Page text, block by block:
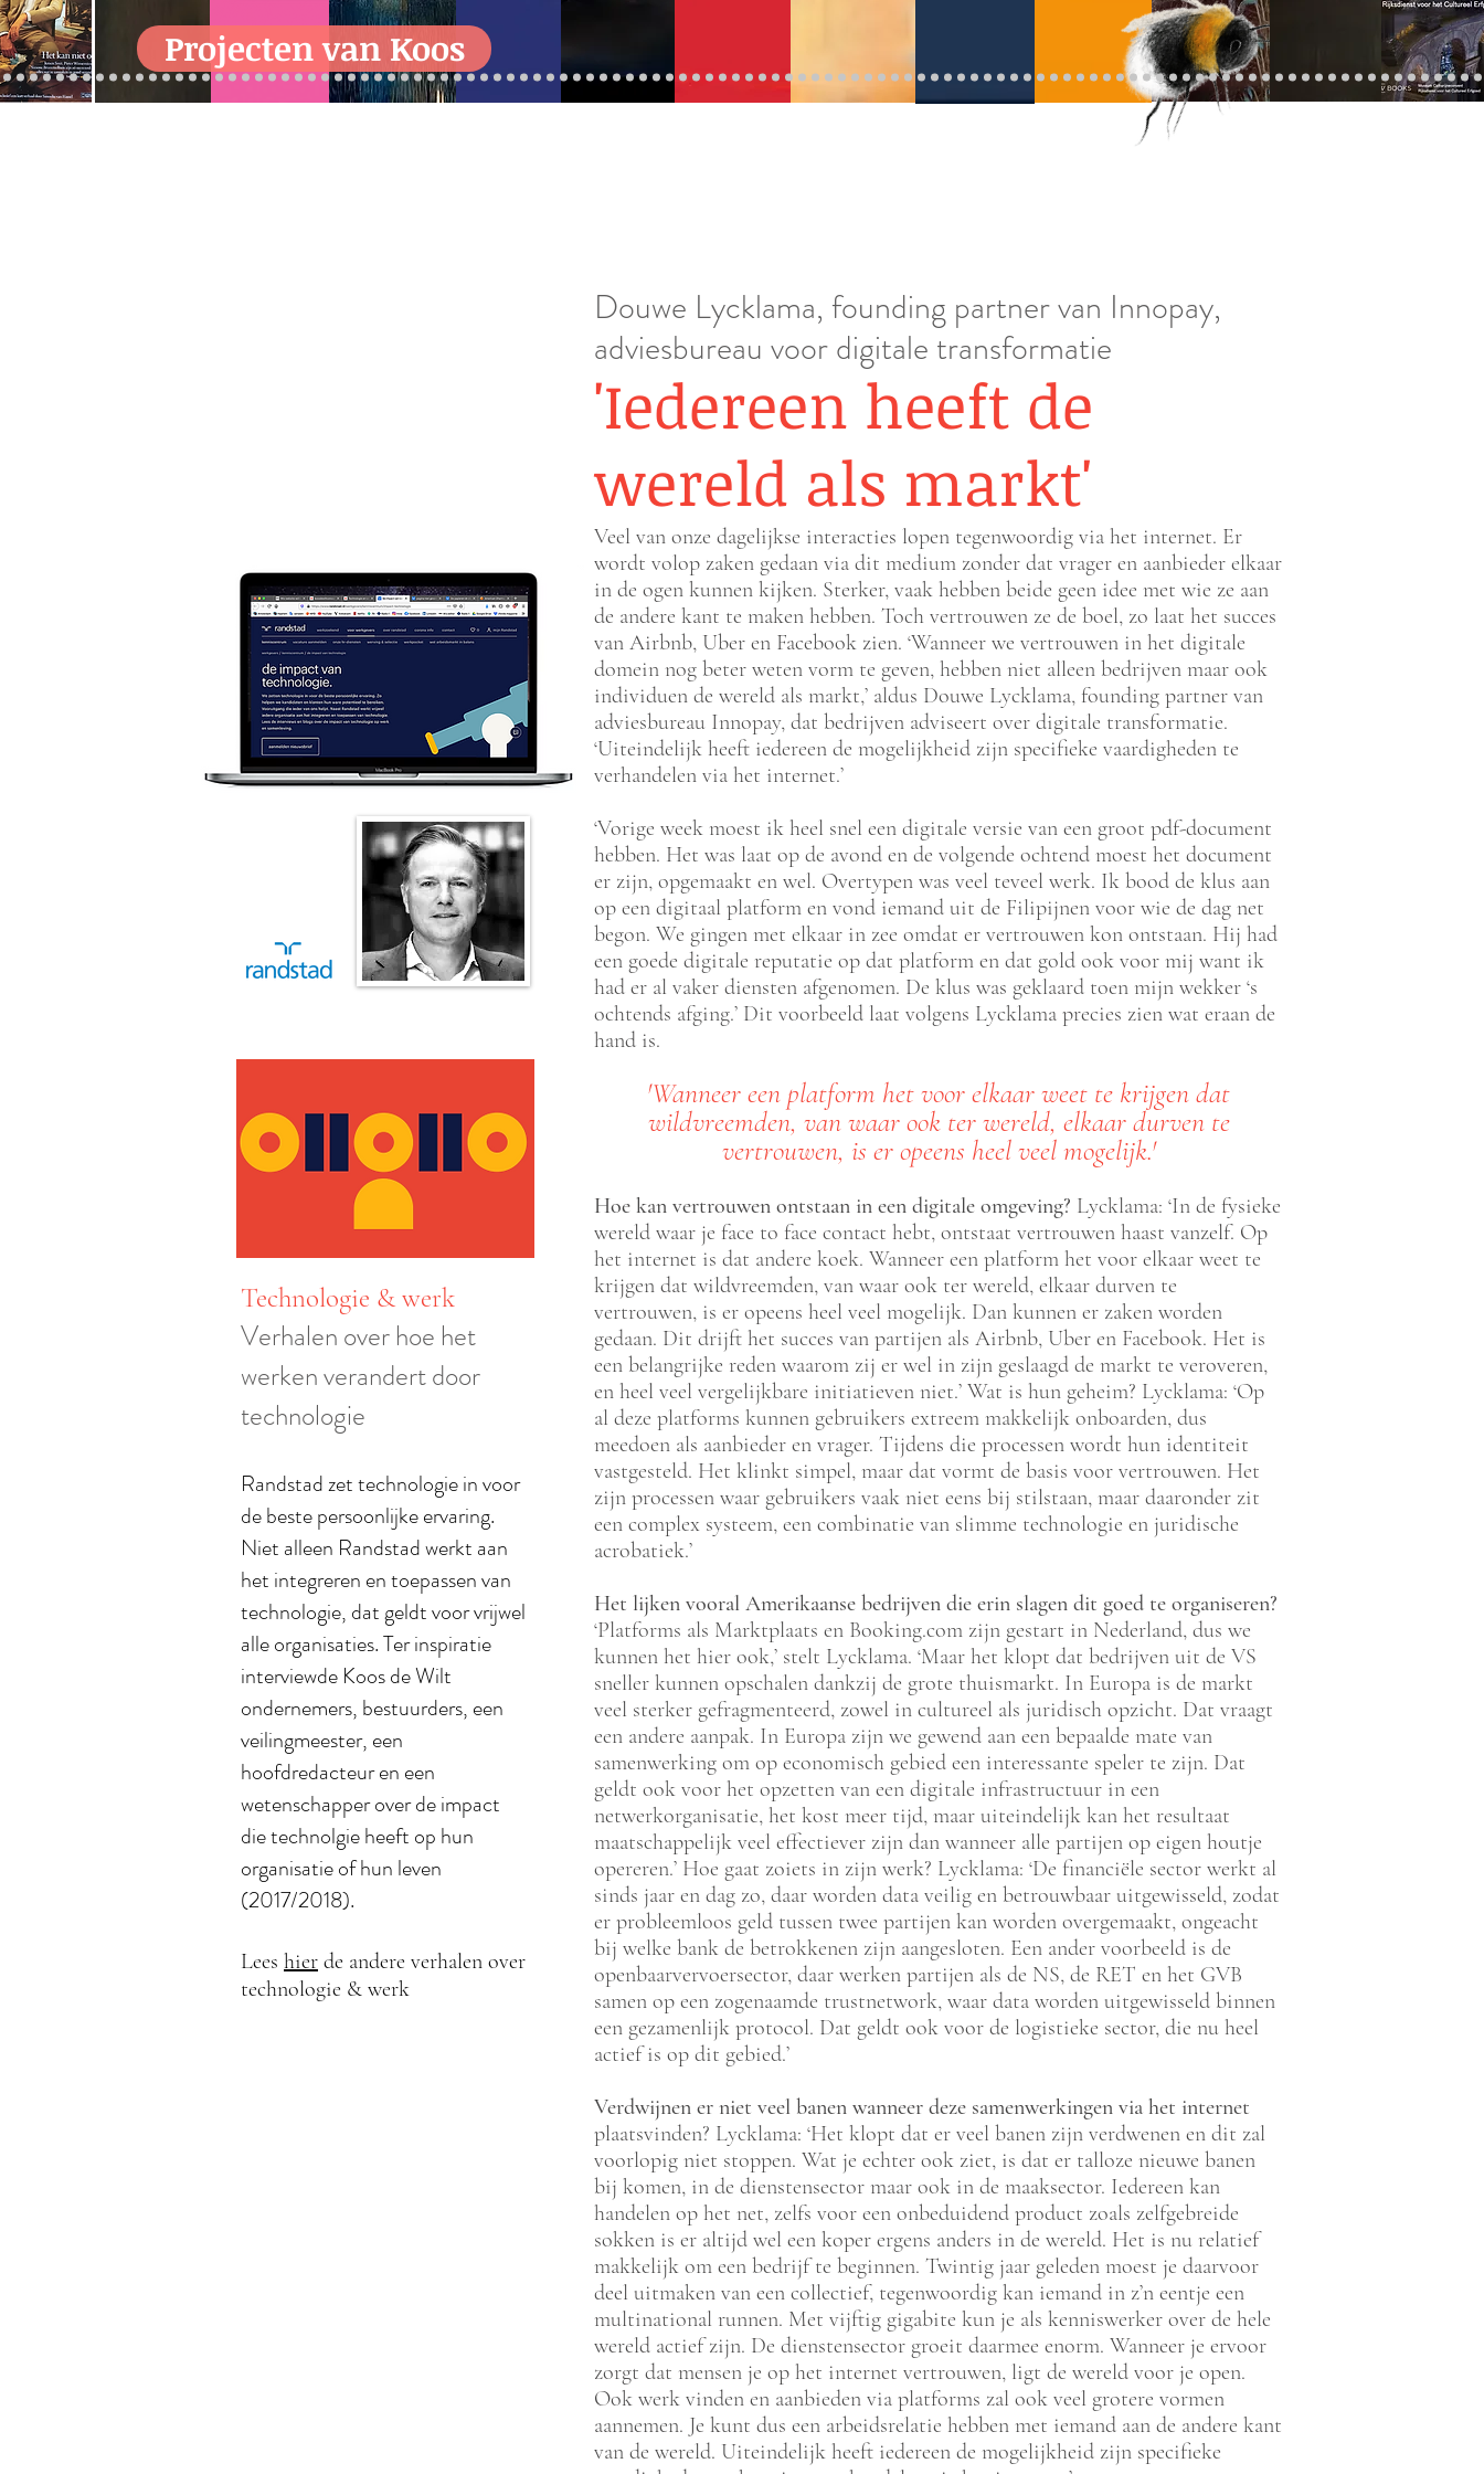
Projecten van Koos
Technologie & werk
Verhalen over hoe het
werken verandert door
technologie
Randstad zet technologie in voor
de beste persoonlijke ervaring.
Niet alleen Randstad werkt aan
het integreren en toepassen van
technologie, dat geldt voor vrijwel
alle organisaties. Ter inspiratie
interviewde Koos de Wilt
ondernemers, bestuurders, een
veilingmeester, een
hoofdredacteur en een
wetenschapper over de impact
die technolgie heeft op hun
organisatie of hun leven
(2017/2018).
Lees hier de andere verhalen over
technologie & werk
Douwe Lycklama, founding partner van Innopay,
adviesbureau voor digitale transformatie
'Iedereen heeft de
wereld als markt'
Veel van onze dagelijkse interacties lopen tegenwoordig via het internet. Er
wordt volop zaken gedaan via dit medium zonder dat vrager en aanbieder elkaar
in de ogen kunnen kijken. Sterker, vaak hebben beide geen idee met wie ze aan
de andere kant te maken hebben. Toch vertrouwen ze de boel, zo laat het succes
van Airbnb, Uber en Facebook zien. ‘Wanneer we vertrouwen in het digitale
domein nog beter weten vorm te geven, hebben niet alleen bedrijven maar ook
individuen de wereld als markt,’ aldus Douwe Lycklama, founding partner van
adviesbureau Innopay, dat bedrijven adviseert over digitale transformatie.
‘Uiteindelijk heeft iedereen de mogelijkheid zijn specifieke vaardigheden te
verhandelen via het internet.’
‘Vorige week moest ik heel snel een digitale versie van een groot pdf-document
hebben. Het was laat op de avond en de volgende ochtend moest het document
er zijn, opgemaakt en wel. Overtypen was veel teveel werk. Ik bood de klus aan
op een digitaal platform en vond iemand uit de Filipijnen voor wie de dag net
begon. We gingen met elkaar in zee omdat er vertrouwen kon ontstaan. Hij had
een goede digitale reputatie op dat platform en dat gold ook voor mij want ik
had er al vaker diensten afgenomen. De klus was geklaard toen mijn wekker ‘s
ochtends afging.’ Dit voorbeeld laat volgens Lycklama precies zien wat eraan de
hand is.
'Wanneer een platform het voor elkaar weet te krijgen dat
wildvreemden, van waar ook ter wereld, elkaar durven te
vertrouwen, is er opeens heel veel mogelijk.'
Hoe kan vertrouwen ontstaan in een digitale omgeving? Lycklama: ‘In de fysieke
wereld waar je face to face contact hebt, ontstaat vertrouwen haast vanzelf. Op
het internet is dat andere koek. Wanneer een platform het voor elkaar weet te
krijgen dat wildvreemden, van waar ook ter wereld, elkaar durven te
vertrouwen, is er opeens heel veel mogelijk. Dan kunnen er zaken worden
gedaan. Dit drijft het succes van partijen als Airbnb, Uber en Facebook. Het is
een belangrijke reden waarom zij er wel in zijn geslaagd de markt te veroveren,
en heel veel vergelijkbare initiatieven niet.’ Wat is hun geheim? Lycklama: ‘Op
al deze platforms kunnen gebruikers extreem makkelijk onboarden, dus
meedoen als aanbieder en vrager. Tijdens die processen wordt hun identiteit
vastgesteld. Het klinkt simpel, maar dat vormt de basis voor vertrouwen. Het
zijn processen waar gebruikers vaak niet eens bij stilstaan, maar daaronder zit
een complex systeem, een combinatie van slimme technologie en juridische
acrobatiek.’
Het lijken vooral Amerikaanse bedrijven die erin slagen dit goed te organiseren?
‘Platforms als Marktplaats en Booking.com zijn gestart in Nederland, dus we
kunnen het hier ook,’ stelt Lycklama. ‘Maar het klopt dat bedrijven uit de VS
sneller kunnen opschalen dankzij de grote thuismarkt. In Europa is de markt
veel sterker gefragmenteerd, zowel in cultureel als juridisch opzicht. Dat vraagt
een andere aanpak. In Europa zijn we gewend aan een bepaalde mate van
samenwerking om op economisch gebied een interessante speler te zijn. Dat
geldt ook voor het opzetten van een digitale infrastructuur in een
netwerkorganisatie, het kost meer tijd, maar uiteindelijk kan het resultaat
maatschappelijk veel effectiever zijn dan wanneer alle partijen op eigen houtje
opereren.’ Hoe gaat zoiets in zijn werk? Lycklama: ‘De financiële sector werkt al
sinds jaar en dag zo, daar worden data veilig en betrouwbaar uitgewisseld, zodat
er probleemloos geld tussen twee partijen kan worden overgemaakt, ongeacht
bij welke bank de betrokkenen zijn aangesloten. Een ander voorbeeld is de
openbaarvervoersector, daar werken partijen als de NS, de RET en het GVB
samen op een zogenaamde trustnetwork, waar data worden uitgewisseld binnen
een gezamenlijk protocol. Dat geldt ook voor de logistieke sector, die nu heel
actief is op dit gebied.’
Verdwijnen er niet veel banen wanneer deze samenwerkingen via het internet
plaatsvinden? Lycklama: ‘Het klopt dat er veel banen zijn verdwenen en dit zal
voorlopig niet stoppen. Wat je echter ook ziet, is dat er talloze nieuwe banen
bij komen, in de dienstensector maar ook in de maaksector. Iedereen kan
handelen op het net, zelfs voor een onbeduidend product zoals zelfgebreide
sokken is er altijd wel een koper ergens anders in de wereld. Het is nu relatief
makkelijk om een bedrijf te beginnen. Twintig jaar geleden moest je daarvoor
deel uitmaken van een collectief, tegenwoordig kan iemand in z’n eentje een
multinational runnen. Met vijftig gigabite kun je als kenniswerker over de hele
wereld actief zijn. De dienstensector groeit daarmee enorm. Wanneer je ervoor
zorgt dat mensen je op het internet vertrouwen, ligt de wereld voor je open.
Ook werk vinden en aanbieden via platforms zal ook veel grotere vormen
aannemen. Je kunt dus een arbeidsrelatie hebben met iemand aan de andere kant
van de wereld. Uiteindelijk heeft iedereen de mogelijkheid zijn specifieke